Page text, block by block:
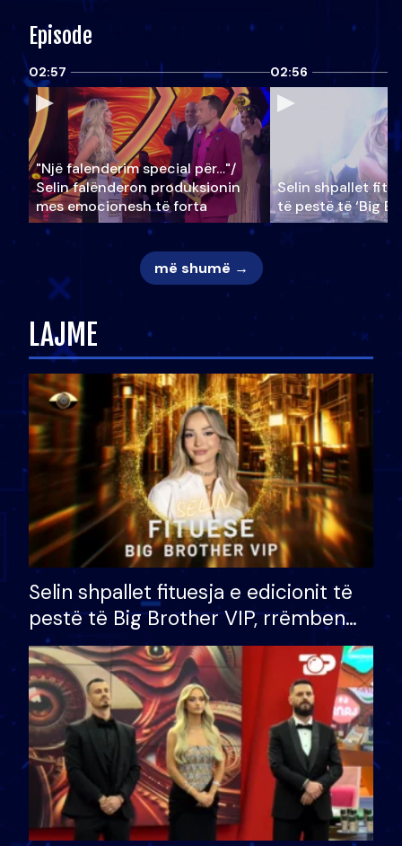
Episode
02:57
"Një falenderim special për…"/
Selin falënderon produksionin
mes emocionesh të forta
02:56
Selin shpallet
të pestë të ‘Big
më shumë →
LAJME
Selin shpallet fituesja e edicionit të
pestë të Big Brother VIP, rrëmben
çmimin e madh prej 100 mijë eurosh